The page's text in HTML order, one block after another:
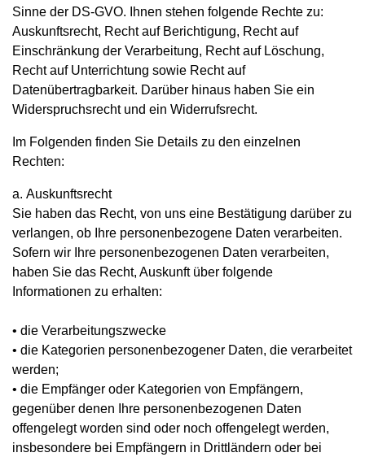
Sinne der DS-GVO. Ihnen stehen folgende Rechte zu:
Auskunftsrecht, Recht auf Berichtigung, Recht auf
Einschränkung der Verarbeitung, Recht auf Löschung,
Recht auf Unterrichtung sowie Recht auf
Datenübertragbarkeit. Darüber hinaus haben Sie ein
Widerspruchsrecht und ein Widerrufsrecht.
Im Folgenden finden Sie Details zu den einzelnen
Rechten:
a. Auskunftsrecht
Sie haben das Recht, von uns eine Bestätigung darüber zu
verlangen, ob Ihre personenbezogene Daten verarbeiten.
Sofern wir Ihre personenbezogenen Daten verarbeiten,
haben Sie das Recht, Auskunft über folgende
Informationen zu erhalten:
• die Verarbeitungszwecke
• die Kategorien personenbezogener Daten, die verarbeitet
werden;
• die Empfänger oder Kategorien von Empfängern,
gegenüber denen Ihre personenbezogenen Daten
offengelegt worden sind oder noch offengelegt werden,
insbesondere bei Empfängern in Drittländern oder bei